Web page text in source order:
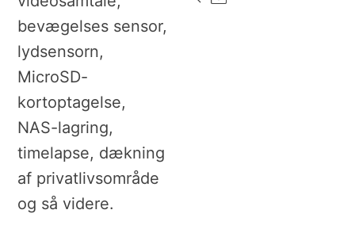
bevægelses sensor,
lydsensorn,
MicroSD-
kortoptagelse,
NAS-lagring,
timelapse, dækning
af privatlivsområde
og så videre.